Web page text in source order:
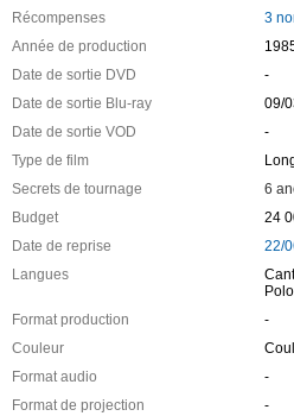
Récompenses
3
Année de production
Date de sortie DVD
-
Date de sortie Blu-ray
09/
Date de sortie VOD
-
Type de film
Secrets de tournage
6
Budget
24
Date de reprise
22/
Langues
Format production
-
Couleur
Format audio
-
Format de projection
-